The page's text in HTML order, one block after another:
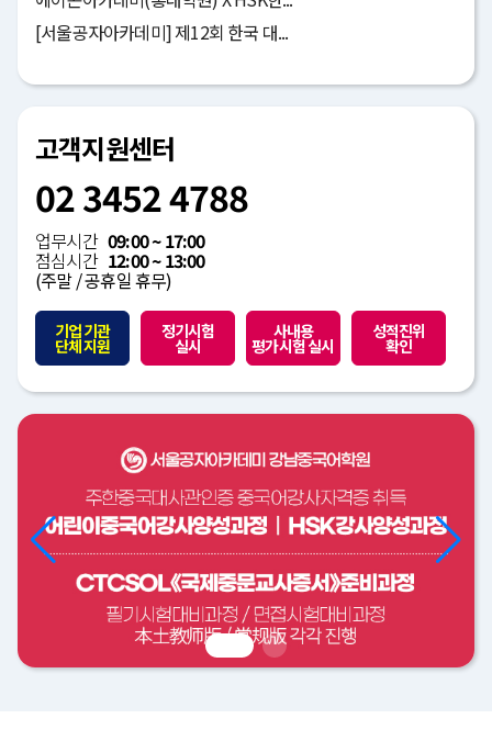
[서울공자아카데미] 제12회 한국 대...
고객지원센터
02 3452 4788
업무시간 09:00 ~ 17:00
점심시간 12:00 ~ 13:00
(주말 / 공휴일 휴무)
기업 기관
단체 지원
정기시험
실시
사내용
평가시험 실시
성적진위
확인